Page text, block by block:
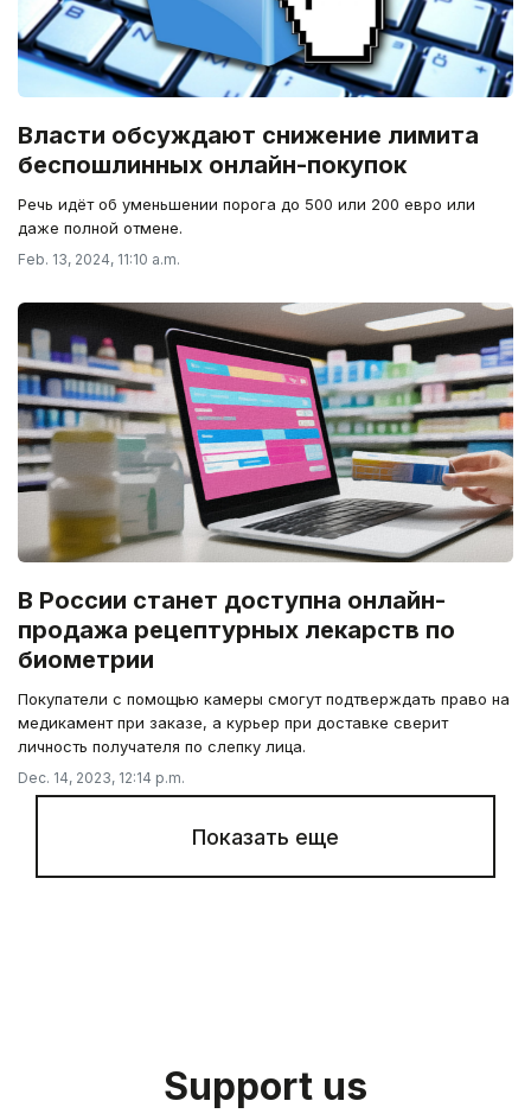
Власти обсуждают снижение лимита
беспошлинных онлайн-покупок
Речь идёт об уменьшении порога до 500 или 200 евро или
даже полной отмене.
Feb. 13, 2024, 11:10 a.m.
В России станет доступна онлайн-
продажа рецептурных лекарств по
биометрии
Покупатели с помощью камеры смогут подтверждать право на
медикамент при заказе, а курьер при доставке сверит
личность получателя по слепку лица.
Dec. 14, 2023, 12:14 p.m.
Показать еще
Support us